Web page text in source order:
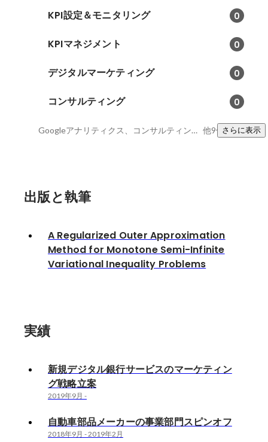
KPI設定＆モニタリング 0
KPIマネジメント 0
デジタルマーケティング 0
コンサルティング 0
Googleアナリティクス、コンサルティングファーム、Excel 他9件さらに表示
出版と執筆
A Regularized Outer Approximation
Method for Monotone Semi-Infinite
Variational Inequality Problems
実績
新規デジタル銀行サービスのマーケティン
グ戦略立案
2019年9月 -
自動車部品メーカーの事業部門スピンオフ
2018年9月 -2019年2月